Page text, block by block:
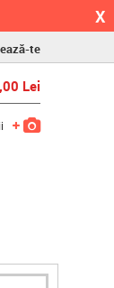
X
te
Lei